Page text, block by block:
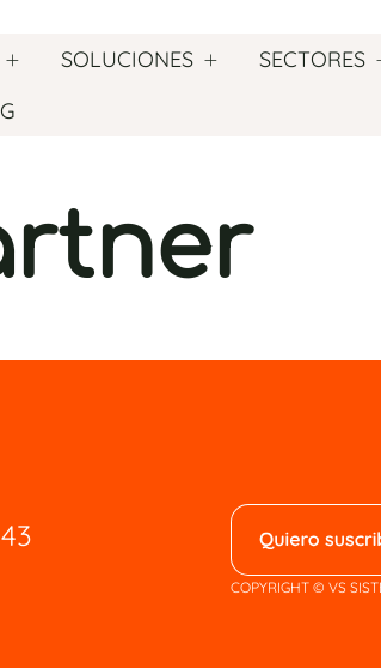
SOLUCIONES
SECTORES
COPYRIGHT © VS